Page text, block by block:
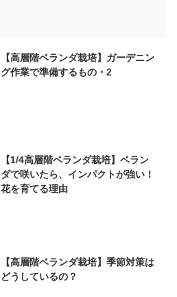
【高層階ベランダ栽培】ガーデニン
グ作業で準備するもの・2
【1/4高層階ベランダ栽培】ベラン
ダで咲いたら、インパクトが強い！
花を育てる理由
【高層階ベランダ栽培】季節対策は
どうしているの？